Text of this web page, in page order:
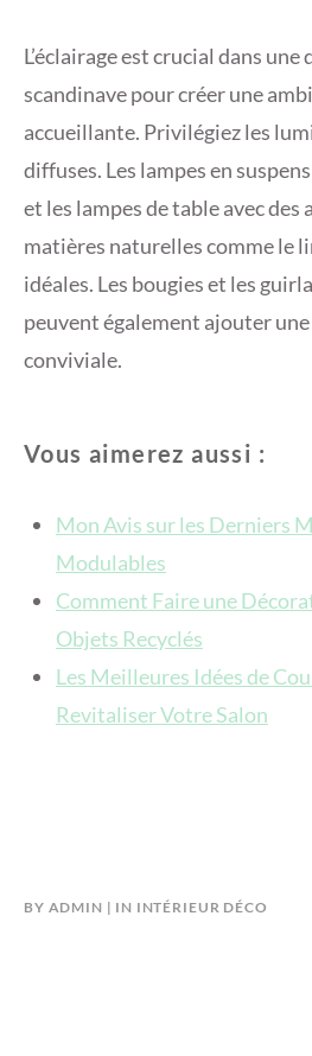
L’éclairage est crucial dans
scandinave pour créer une
accueillante. Privilégiez les
diffuses. Les lampes en
et les lampes de table avec des
matières naturelles comme le
idéales. Les bougies et les
peuvent également ajouter
conviviale.
Vous aimerez aussi :
Mon Avis sur les Derniers
Modulables
Comment Faire une
Objets Recyclés
Les Meilleures Idées de
Revitaliser Votre Salon
BY ADMIN IN INTÉRIEUR DÉCO